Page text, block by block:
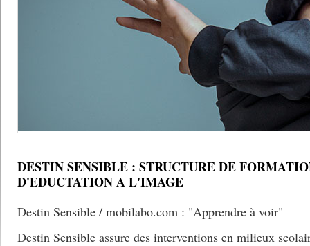
DESTIN SENSIBLE : STRUCTURE DE
D'EDUCTATION A L'IMAGE
Destin Sensible / mobilabo.com : "Apprendre à voir"
Destin Sensible assure des interventions en milieux